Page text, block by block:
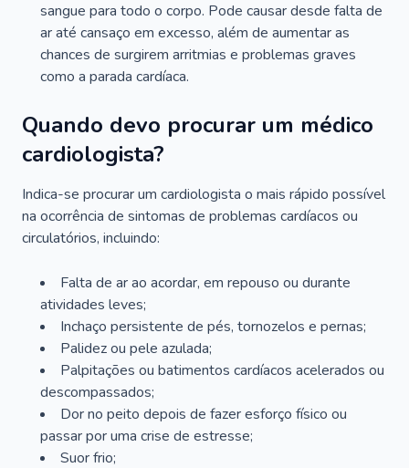
sangue para todo o corpo. Pode causar desde falta de
ar até cansaço em excesso, além de aumentar as
chances de surgirem arritmias e problemas graves
como a parada cardíaca.
Quando devo procurar um médico
cardiologista?
Indica-se procurar um cardiologista o mais rápido possível
na ocorrência de sintomas de problemas cardíacos ou
circulatórios, incluindo:
Falta de ar ao acordar, em repouso ou durante
atividades leves;
Inchaço persistente de pés, tornozelos e pernas;
Palidez ou pele azulada;
Palpitações ou batimentos cardíacos acelerados ou
descompassados;
Dor no peito depois de fazer esforço físico ou
passar por uma crise de estresse;
Suor frio;